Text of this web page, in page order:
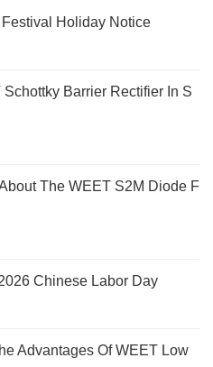
Holiday Notice
Schottky Barrier Rectifier In S
The WEET S2M Diode F
Chinese Labor Day
Advantages Of WEET Low